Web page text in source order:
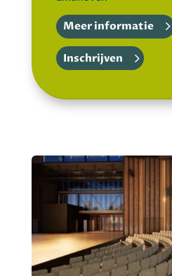
Meer informatie
Inschrijven